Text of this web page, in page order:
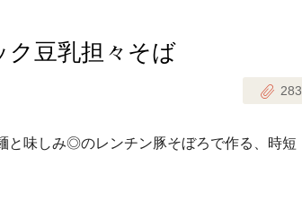
ク豆乳担々そば
283
と味しみ◎のレンチン豚そぼろで作る、時短
ひとさじのときめき時間
きらくだ 1歳半からの幼児食
主菜
菜・作りおき お弁当
ト
いっしょごはん